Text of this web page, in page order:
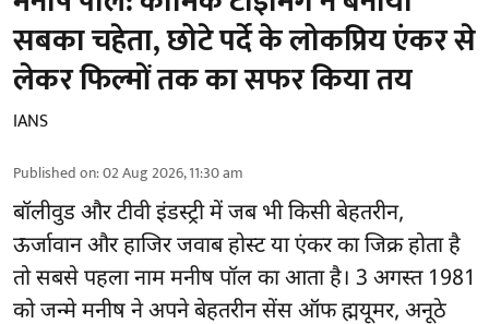
सबका चहेता, छोटे पर्दे के लोकप्रिय एंकर से
लेकर फिल्मों तक का सफर किया तय
IANS
Published on:02 Aug 2026, 11:30 am
बॉलीवुड और टीवी इंडस्ट्री में जब भी किसी बेहतरीन,
ऊर्जावान और हाजिर जवाब होस्ट या एंकर का जिक्र होता है
तो सबसे पहला नाम मनीष पॉल का आता है। 3 अगस्त 1981
को जन्मे मनीष ने अपने बेहतरीन सेंस ऑफ ह्मयूमर, अनूठे